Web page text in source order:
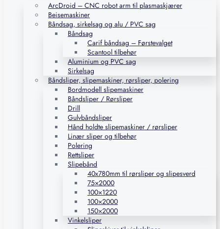
ArcDroid – CNC robot arm til plasmaskjærer
Beisemaskiner
Båndsag, sirkelsag og alu / PVC sag
Båndsag
Carif båndsag – Førstevalget
Scantool tilbehør
Aluminium og PVC sag
Sirkelsag
Båndsliper, slipemaskiner, rørsliper, polering
Bordmodell slipemaskiner
Båndsliper / Rørsliper
Drill
Gulvbåndsliper
Hånd holdte slipemaskiner / rørsliper
Linær sliper og tilbehør
Polering
Rettsliper
Slipebånd
40x780mm til rørsliper og slipesverd
75×2000
100×1220
100×2000
150×2000
Vinkelsliper